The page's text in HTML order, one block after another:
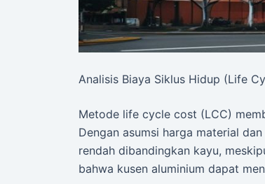
Analisis Biaya Siklus Hidup (Life
Metode life cycle cost (LCC)
Dengan asumsi harga material
rendah dibandingkan kayu,
bahwa kusen aluminium dapat